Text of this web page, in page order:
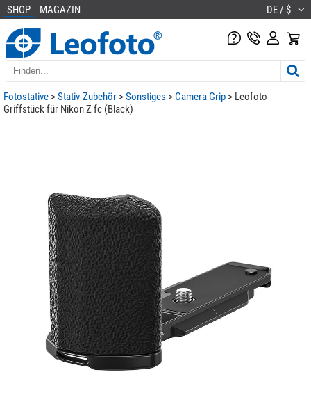
SHOP MAGAZIN DE / $
Fotostative >Stativ-Zubehör >Sonstiges >Camera Grip > Leofoto
Griffstück für Nikon Z fc (Black)